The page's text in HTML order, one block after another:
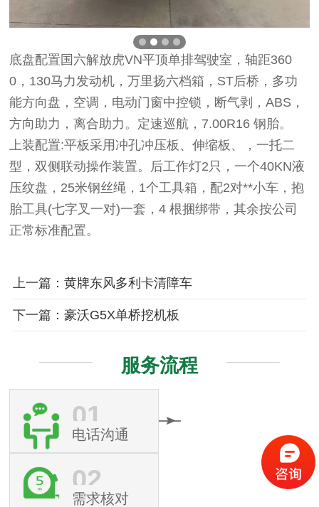
底盘配置国六解放虎VN平顶单排驾驶室，轴距360
0，130马力发动机，万里扬六档箱，ST后桥，多功
能方向盘，空调，电动门窗中控锁，断气剥，ABS，
方向助力，离合助力。定速巡航，7.00R16 钢胎。
上装配置:平板采用冲孔冲压板、伸缩板、，一托二
型，双侧联动操作装置。后工作灯2只，一个40KN液
压纹盘，25米钢丝绳，1个工具箱，配2对**小车，抱
胎工具(七字叉一对)一套，4 根捆绑带，其余按公司
正常标准配置。
上一篇：黄牌东风多利卡清障车
下一篇：豪沃G5X单桥挖机板
服务流程
01
电话沟通
02
需求核对